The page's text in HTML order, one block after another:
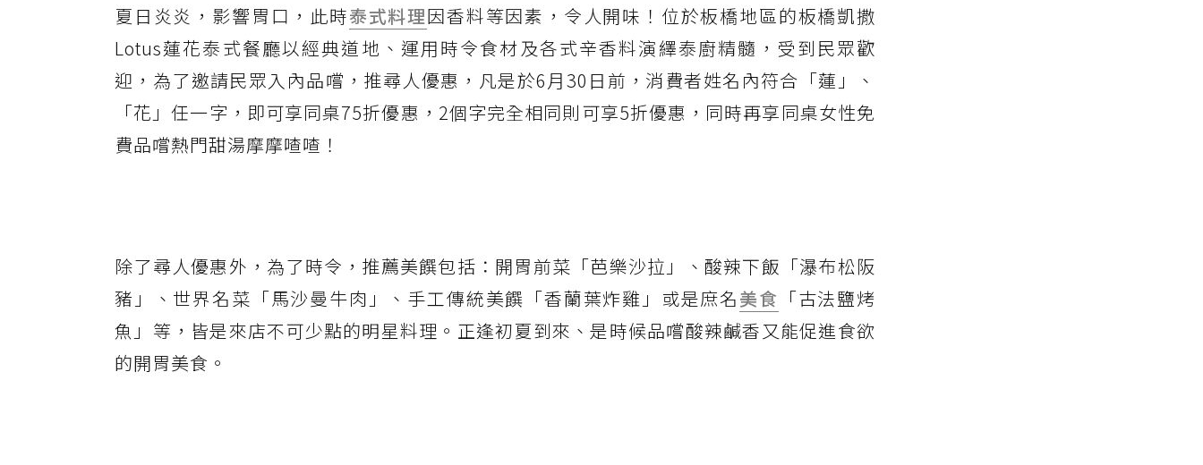
夏日炎炎，影響胃口，此時泰式料理因香料等因素，令人開味！位於板橋地區的板橋凱撒
Lotus蓮花泰式餐廳以經典道地、運用時令食材及各式辛香料演繹泰廚精髓，受到民眾歡
迎，為了邀請民眾入內品嚐，推尋人優惠，凡是於6月30日前，消費者姓名內符合「蓮」、
「花」任一字，即可享同桌75折優惠，2個字完全相同則可享5折優惠，同時再享同桌女性免
費品嚐熱門甜湯摩摩喳喳！
除了尋人優惠外，為了時令，推薦美饌包括：開胃前菜「芭樂沙拉」、酸辣下飯「瀑布松阪
豬」、世界名菜「馬沙曼牛肉」、手工傳統美饌「香蘭葉炸雞」或是庶名美食 「古法鹽烤
魚」等，皆是來店不可少點的明星料理。正逢初夏到來、是時候品嚐酸辣鹹香又能促進食欲
的開胃美食。